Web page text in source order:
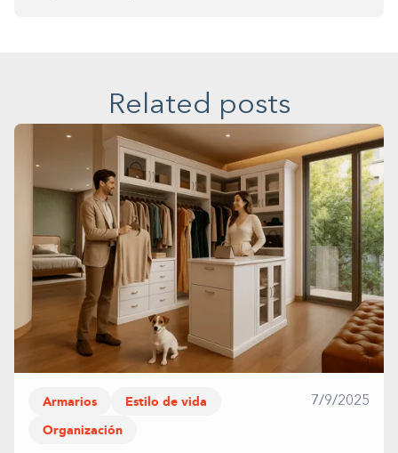
Related posts
Armarios
Estilo de vida
Organización
7/9/2025